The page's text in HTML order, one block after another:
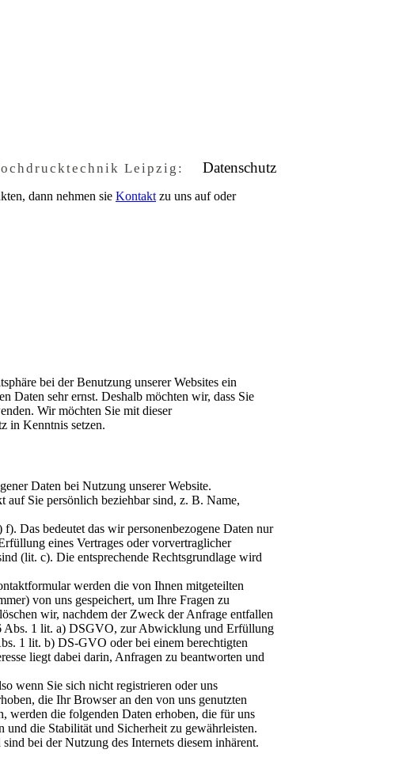
Leipzig: Datenschutz
dann nehmen sie Kontakt zu uns auf oder
bei der Benutzung unserer Websites ein
Daten sehr ernst. Deshalb möchten wir, dass Sie
Wir möchten Sie mit dieser
in Kenntnis setzen.
Daten bei Nutzung unserer Website.
auf Sie persönlich beziehbar sind, z. B. Name,
Das bedeutet das wir personenbezogene Daten nur
eines Vertrages oder vorvertraglicher
(lit. c). Die entsprechende Rechtsgrundlage wird
werden die von Ihnen mitgeteilten
von uns gespeichert, um Ihre Fragen zu
wir, nachdem der Zweck der Anfrage entfallen
Abs. 1 lit. a) DSGVO, zur Abwicklung und Erfüllung
1 lit. b) DS-GVO oder bei einem berechtigten
liegt dabei darin, Anfragen zu beantworten und
wenn Sie sich nicht registrieren oder uns
die Ihr Browser an den von uns genutzten
werden die folgenden Daten erhoben, die für uns
und die Stabilität und Sicherheit zu gewährleisten.
bei der Nutzung des Internets diesem inhärent.